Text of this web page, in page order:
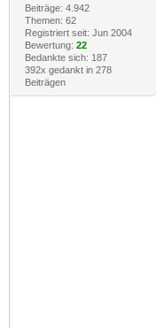
Beiträge: 4.942
Themen: 62
Registriert seit: Jun 2004
Bewertung: 22
Bedankte sich: 187
392x gedankt in 278
Beiträgen